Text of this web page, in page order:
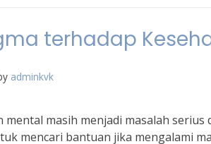
terhadap
adminkvk
masih menjadi masalah serius
mencari bantuan jika mengalami